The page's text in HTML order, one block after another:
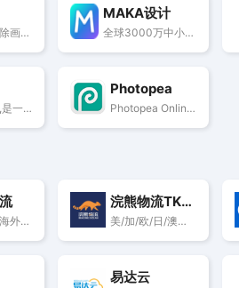
一键无痕抹除画面内容 一键无痕抹除照片画面中不需要的内容,不会显得很突兀
MAKA设计
全球3000万中小企业用户使用的在线平面设计工具，MAKA免费提供海量精美平面设计素材，快速在线PS，随时随地编辑设计模板，一键搞定设计，支持下载高清素材图片。
图怪兽作图神器,是一个在线ps图片编辑器,它相当于ps精简版软件,可提供微信编辑器功能,在线ps照片处理,拼图,图片制作,在线设计,平面设计,海报设计,在线图片处理等功能。图怪兽作图不求人处理简单易用,这款在线图片编辑软件让设计海报模板图片更轻松,帮助企业视觉营销投入成本更低。
Photopea
Photopea Online Photo Editor lets you edit photos, apply effects, filters, add text, crop or resize pictures. Do Online Photo Editing in your browser for free!
东南亚物流海外仓就用喜运达
浣熊物流TK一件代发
美/加/欧/日/澳头程门到门，自营海外仓支持多平台发货
易达云